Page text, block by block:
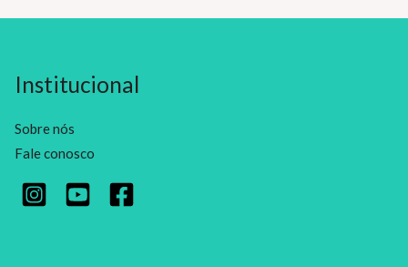
Institucional
Sobre nós
Fale conosco